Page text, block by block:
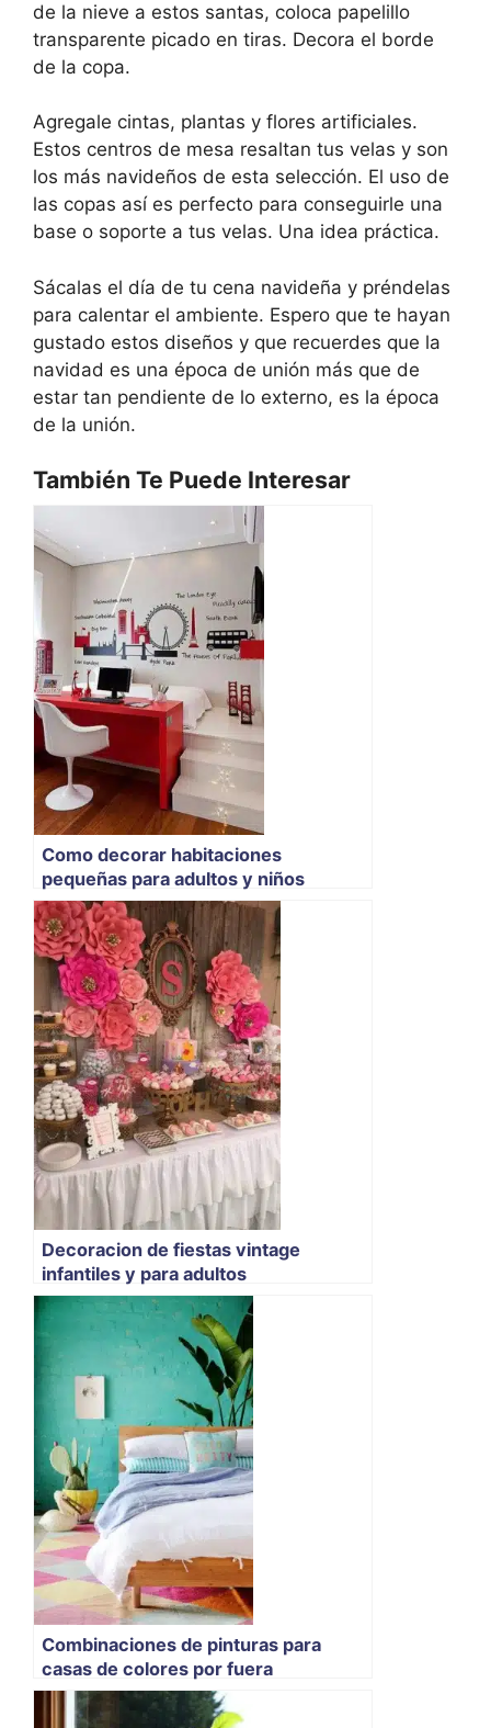
de la nieve a estos santas, coloca papelillo
transparente picado en tiras. Decora el borde
de la copa.
Agregale cintas, plantas y flores artificiales.
Estos centros de mesa resaltan tus velas y son
los más navideños de esta selección. El uso de
las copas así es perfecto para conseguirle una
base o soporte a tus velas. Una idea práctica.
Sácalas el día de tu cena navideña y préndelas
para calentar el ambiente. Espero que te hayan
gustado estos diseños y que recuerdes que la
navidad es una época de unión más que de
estar tan pendiente de lo externo, es la época
de la unión.
También Te Puede Interesar
Como decorar habitaciones
pequeñas para adultos y niños
Decoracion de fiestas vintage
infantiles y para adultos
Combinaciones de pinturas para
casas de colores por fuera